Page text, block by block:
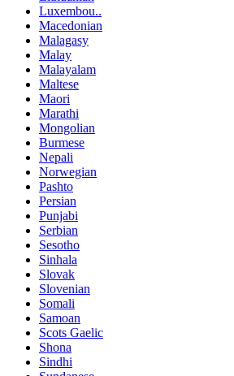
Luxembou..
Macedonian
Malagasy
Malay
Malayalam
Maltese
Maori
Marathi
Mongolian
Burmese
Nepali
Norwegian
Pashto
Persian
Punjabi
Serbian
Sesotho
Sinhala
Slovak
Slovenian
Somali
Samoan
Scots Gaelic
Shona
Sindhi